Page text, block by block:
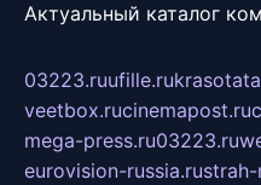
Актуальный каталог
03223.ruufille.ru
veetbox.rucinemapost.ru
mega-press.ru03223.ru
eurovision-russia.rustrah-